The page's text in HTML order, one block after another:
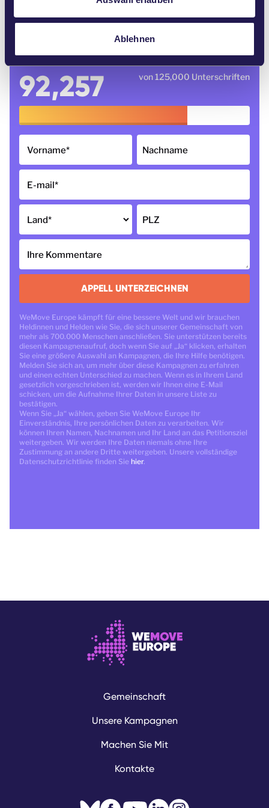
Ablehnen
a.798278960239937/4694452160622578/
92,257 von 125,000 Unterschriften
Vorname* Nachname
E-mail*
Land* PLZ
Ihre Kommentare
APPELL UNTERZEICHNEN
WeMove Europe kämpft für eine bessere Welt und wir brauchen
Heldinnen und Helden wie Sie, die sich unserer Gemeinschaft von
mehr als 700.000 Menschen anschließen. Sie unterstützen bereits
diesen Kampagnenaufruf, doch wenn Sie auf „Ja“ klicken, erhalten
Sie eine größere Auswahl an Kampagnen, die Ihre Hilfe benötigen.
Melden Sie sich an, um mehr über diese Kampagnen zu erfahren
und einen echten Unterschied zu machen. Wenn es in Ihrem Land
gesetzlich vorgeschrieben ist, werden wir Ihnen eine E-Mail
schicken, um die Aufnahme Ihrer Daten in unsere Liste zu
bestätigen.
Wenn Sie „Ja“ wählen, geben Sie WeMove Europe Ihr
Einverständnis, Ihre persönlichen Daten zu verarbeiten. Wir
können Ihren Namen, Nachnamen und Ihr Land an das Petitionsziel
weitergeben. Wir werden Ihre Daten niemals ohne Ihre
Zustimmung an andere Dritte weitergeben. Unsere vollständige
Datenschutzrichtlinie finden Sie hier.
Gemeinschaft
Unsere Kampagnen
Machen Sie Mit
Kontakte